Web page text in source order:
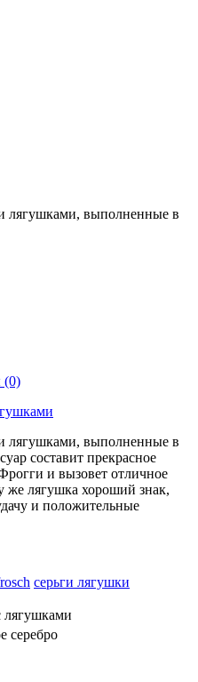
лягушками, выполненные в
(0)
лягушками, выполненные в
составит прекрасное
и вызовет отличное
же лягушка хороший знак,
и положительные
серьги лягушки
лягушками
серебро